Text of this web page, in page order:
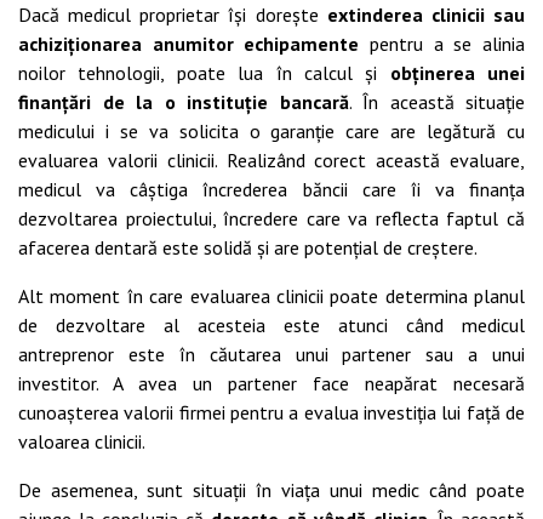
Dacă medicul proprietar își dorește extinderea clinicii sau
achiziționarea anumitor echipamente pentru a se alinia
noilor tehnologii, poate lua în calcul și obținerea unei
finanțări de la o instituție bancară. În această situație
medicului i se va solicita o garanție care are legătură cu
evaluarea valorii clinicii. Realizând corect această evaluare,
medicul va câștiga încrederea băncii care îi va finanța
dezvoltarea proiectului, încredere care va reflecta faptul că
afacerea dentară este solidă și are potențial de creștere.
Alt moment în care evaluarea clinicii poate determina planul
de dezvoltare al acesteia este atunci când medicul
antreprenor este în căutarea unui partener sau a unui
investitor. A avea un partener face neapărat necesară
cunoașterea valorii firmei pentru a evalua investiția lui față de
valoarea clinicii.
De asemenea, sunt situații în viața unui medic când poate